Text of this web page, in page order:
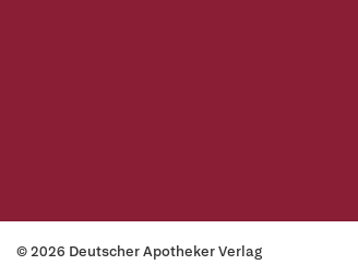
© 2026 Deutscher Apotheker Verlag